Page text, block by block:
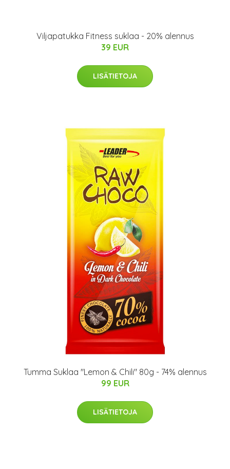
Viljapatukka Fitness suklaa - 20% alennus
39 EUR
LISÄTIETOJA
Tumma Suklaa "Lemon & Chili" 80g - 74% alennus
99 EUR
LISÄTIETOJA